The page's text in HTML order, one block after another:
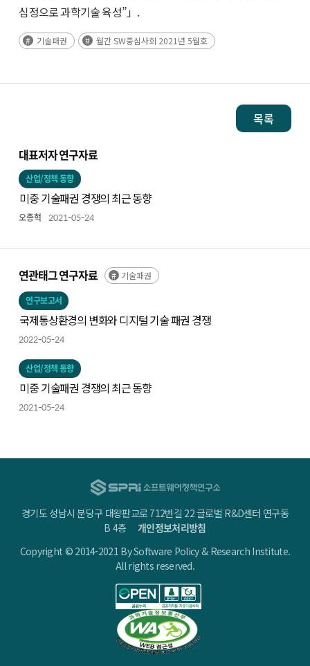
심정으로 과학기술 육성”」.
기술패권 월간 SW중심사회 2021년 5월호
목록
대표저자 연구자료
산업/정책 동향
미중 기술패권 경쟁의 최근 동향
오종혁 2021-05-24
연관태그 연구자료 기술패권
연구보고서
국제통상환경의 변화와 디지털 기술 패권 경쟁
2022-05-24
산업/정책 동향
미중 기술패권 경쟁의 최근 동향
2021-05-24
경기도 성남시 분당구 대왕판교로 712번길 22 글로벌 R&D센터 연구동
B 4층개인정보처리방침
Copyright © 2014-2021 By Software Policy & Research Institute.
All rights reserved.